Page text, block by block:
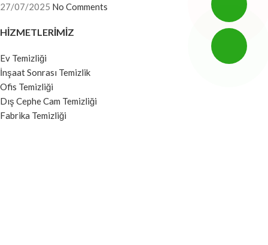
27/07/2025 No Comments
HIZMETLERIMIZ
Ev Temizliği
İnşaat Sonrası Temizlik
Ofis Temizliği
Dış Cephe Cam Temizliği
Fabrika Temizliği